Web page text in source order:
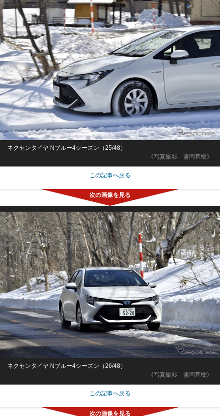
《写真撮影 雪岡直樹》
ネクセンタイヤ Nブルー4シーズン（25/48）
この記事へ戻る
《写真撮影 雪岡直樹》
ネクセンタイヤ Nブルー4シーズン（26/48）
この記事へ戻る